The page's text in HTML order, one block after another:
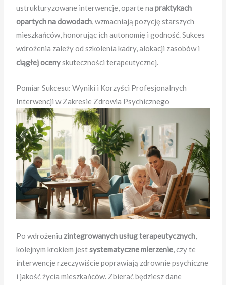
ustrukturyzowane interwencje, oparte napraktykach
opartych na dowodach, wzmacniają pozycję starszych
mieszkańców, honorując ich autonomię i godność. Sukces
wdrożenia zależy od szkolenia kadry, alokacji zasobów i
ciągłej ocenyskuteczności terapeutycznej.
Pomiar Sukcesu: Wyniki i Korzyści Profesjonalnych
Interwencji w Zakresie Zdrowia Psychicznego
Po wdrożeniu zintegrowanych usług terapeutycznych,
kolejnym krokiem jestsystematyczne mierzenie, czy te
interwencje rzeczywiście poprawiają zdrownie psychiczne
i jakość życia mieszkańców. Zbierać będziesz dane